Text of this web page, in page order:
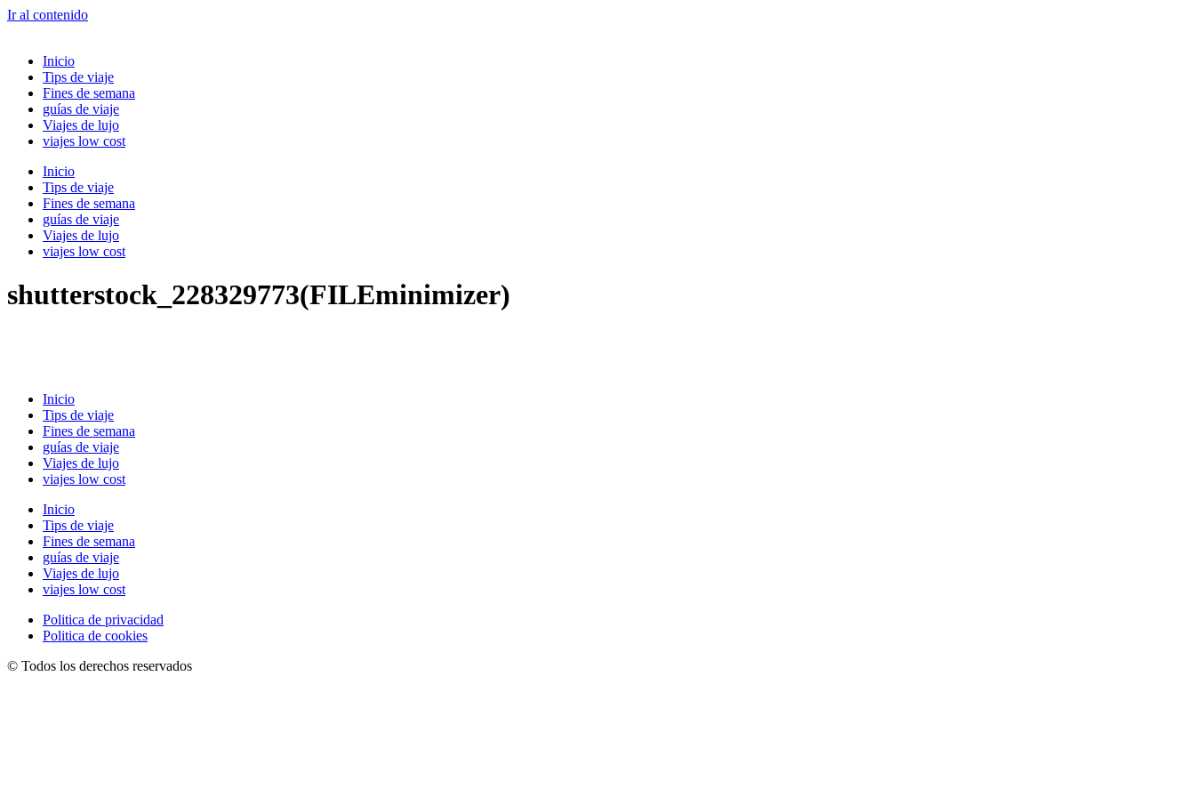
Ir al contenido
Inicio
Tips de viaje
Fines de semana
guías de viaje
Viajes de lujo
viajes low cost
Inicio
Tips de viaje
Fines de semana
guías de viaje
Viajes de lujo
viajes low cost
shutterstock_228329773(FILEminimizer)
Inicio
Tips de viaje
Fines de semana
guías de viaje
Viajes de lujo
viajes low cost
Inicio
Tips de viaje
Fines de semana
guías de viaje
Viajes de lujo
viajes low cost
Politica de privacidad
Politica de cookies
© Todos los derechos reservados